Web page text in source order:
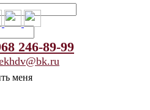
меня
246-89-99